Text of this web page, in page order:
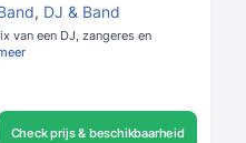
, DJ & Band
van een DJ, zangeres en
Check prijs & beschikbaarheid